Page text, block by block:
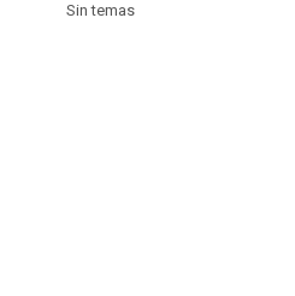
Sin temas